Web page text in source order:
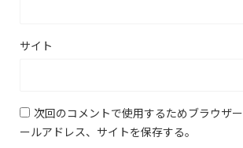
サイト
次回のコメントで使用するためブラウザ
ールアドレス、サイトを保存する。